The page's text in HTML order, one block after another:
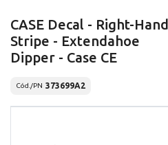
CASE Decal - Right-Hand
Stripe - Extendahoe
Dipper - Case CE
Cód./PN 373699A2